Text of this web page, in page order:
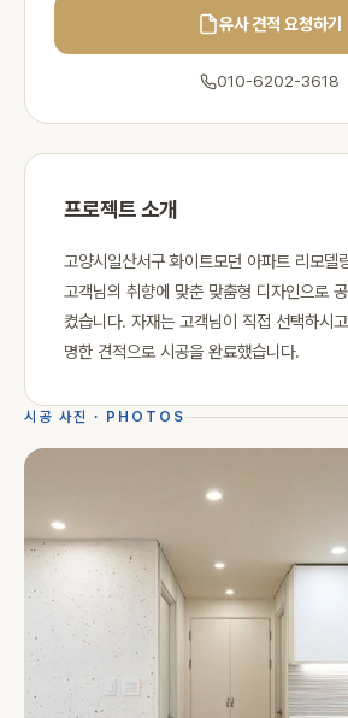
유사 견적 요청하기
010-6202-3618
프로젝트 소개
고양시일산서구 화이트모던 아파트 리모델
고객님의 취향에 맞춘 맞춤형 디자인으로
켰습니다. 자재는 고객님이 직접 선택하시
명한 견적으로 시공을 완료했습니다.
시공 사진 · PHOTOS